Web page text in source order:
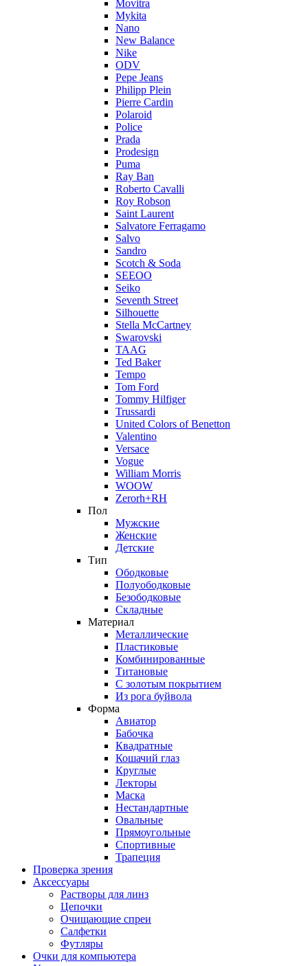
Movitra
Mykita
Nano
New Balance
Nike
ODV
Pepe Jeans
Philipp Plein
Pierre Cardin
Polaroid
Police
Prada
Prodesign
Puma
Ray Ban
Roberto Cavalli
Roy Robson
Saint Laurent
Salvatore Ferragamo
Salvo
Sandro
Scotch & Soda
SEEOO
Seiko
Seventh Street
Silhouette
Stella McCartney
Swarovski
TAAG
Ted Baker
Tempo
Tom Ford
Tommy Hilfiger
Trussardi
United Colors of Benetton
Valentino
Versace
Vogue
William Morris
WOOW
Zerorh+RH
Пол
Мужские
Женские
Детские
Тип
Ободковые
Полуободковые
Безободковые
Складные
Материал
Металлические
Пластиковые
Комбинированные
Титановые
С золотым покрытием
Из рога буйвола
Форма
Авиатор
Бабочка
Квадратные
Кошачий глаз
Круглые
Лекторы
Маска
Нестандартные
Овальные
Прямоугольные
Спортивные
Трапеция
Проверка зрения
Аксессуары
Растворы для линз
Цепочки
Очищающие спреи
Салфетки
Футляры
Очки для компьютера